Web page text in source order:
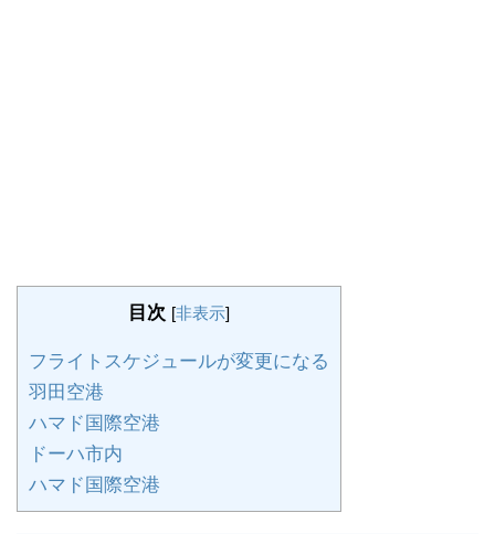
目次 [非表示]
フライトスケジュールが変更になる
羽田空港
ハマド国際空港
ドーハ市内
ハマド国際空港